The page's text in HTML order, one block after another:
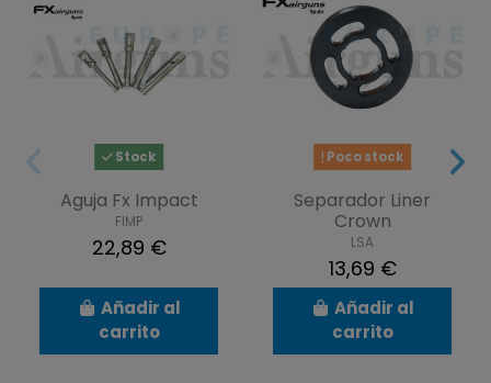
Stock
Aguja Fx Impact
FIMP
22,89 €
Añadir al
carrito
Poco stock
Separador Liner
Crown
LSA
13,69 €
Añadir al
carrito